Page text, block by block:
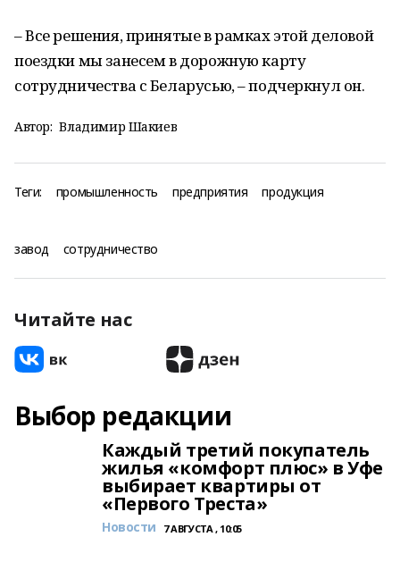
– Все решения, принятые в рамках этой деловой
поездки мы занесем в дорожную карту
сотрудничества с Беларусью, – подчеркнул он.
Автор: Владимир Шакиев
Теги: промышленность предприятия продукция
завод сотрудничество
Читайте нас
Выбор редакции
Каждый третий покупатель
жилья «комфорт плюс» в Уфе
выбирает квартиры от
«Первого Треста»
Новости 7 АВГУСТА , 10:05